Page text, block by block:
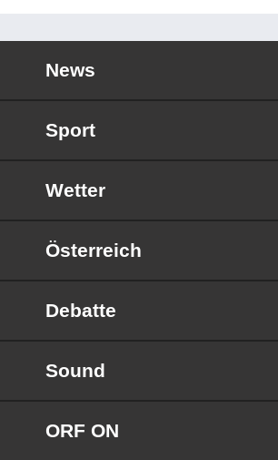
News
Sport
Wetter
Österreich
Debatte
Sound
ORF ON